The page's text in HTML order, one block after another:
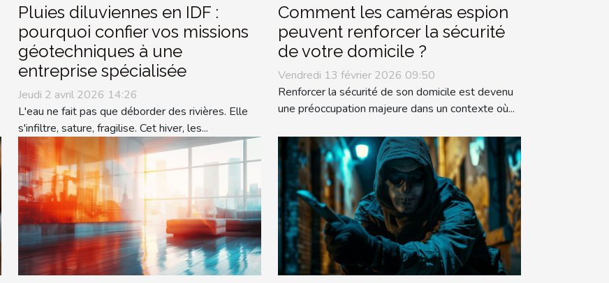
Pluies diluviennes en IDF :
pourquoi confier vos missions
géotechniques à une
entreprise spécialisée
Jeudi 2 avril 2026 14:26
L'eau ne fait pas que déborder des rivières. Elle
s'infiltre, sature, fragilise. Cet hiver, les...
Comment les caméras espion
peuvent renforcer la sécurité
de votre domicile ?
Vendredi 13 février 2026 09:50
Renforcer la sécurité de son domicile est devenu
une préoccupation majeure dans un contexte où...